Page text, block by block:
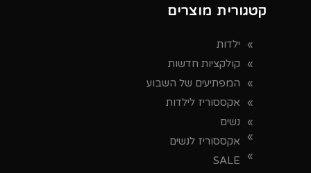
קטגורית מוצרים
ילדות
קולקציות חדשות
המפתיעים של השבוע
אקססוריז לילדות
נשים
אקססוריז לנשים
SALE